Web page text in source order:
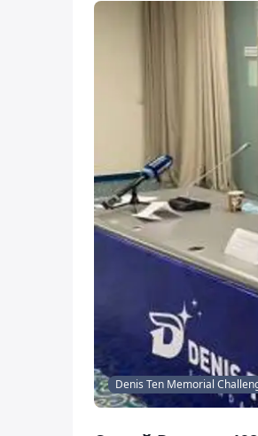
Denis Ten Memorial